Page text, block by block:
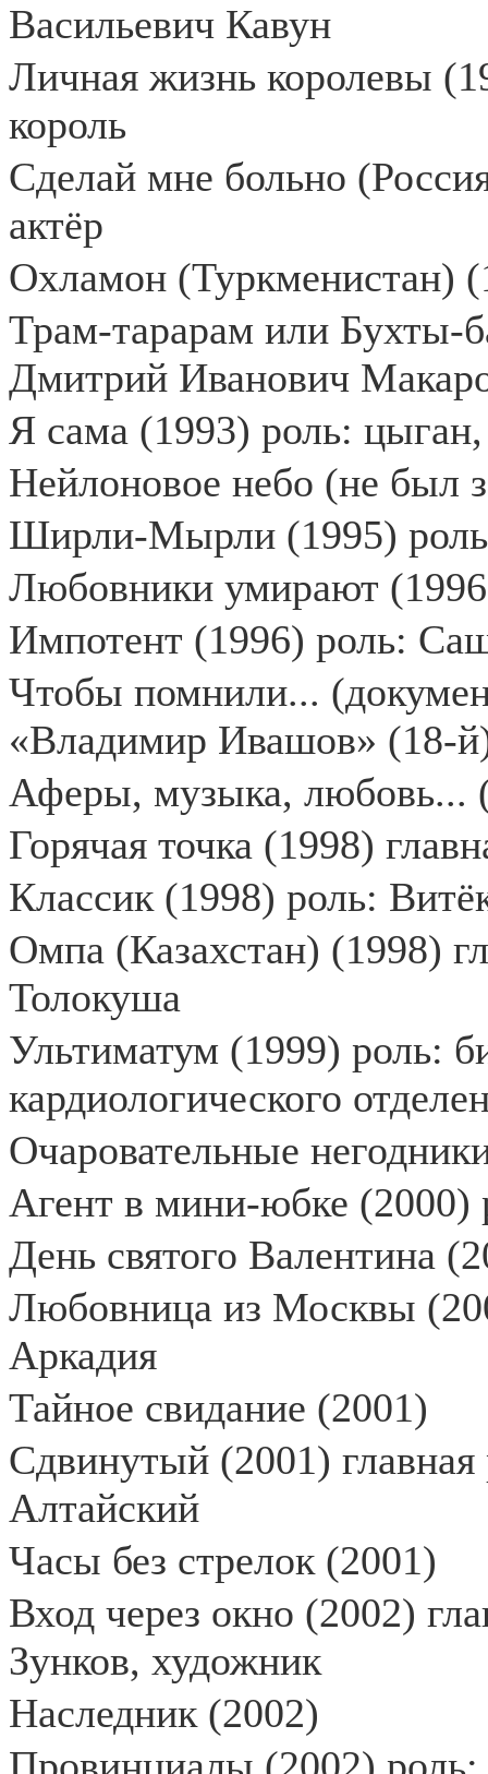
Васильевич Кавун
Личная жизнь королевы
король
Сделай мне больно
актёр
Охламон (Туркменистан)
Трам-тарарам или Бухты-
Дмитрий Иванович
Я сама (1993) роль: цыган,
Нейлоновое небо (не был
Ширли-Мырли (1995)
Любовники умирают
Импотент (1996) роль:
Чтобы помнили...
«Владимир Ивашов» (18-
Аферы, музыка, любовь...
Горячая точка (1998)
Классик (1998) роль:
Омпа (Казахстан) (1998)
Толокуша
Ультиматум (1999) роль:
кардиологического
Очаровательные
Агент в мини-юбке (2000)
День святого Валентина
Любовница из Москвы
Аркадия
Тайное свидание (2001)
Сдвинутый (2001)
Алтайский
Часы без стрелок (2001)
Вход через окно (2002)
Зунков, художник
Наследник (2002)